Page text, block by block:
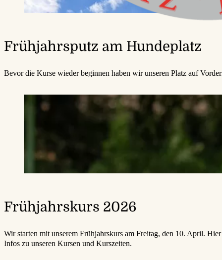
Frühjahrsputz am Hundeplatz
Bevor die Kurse wieder beginnen haben wir unseren Platz auf
Frühjahrskurs 2026
Wir starten mit unserem Frühjahrskurs am Freitag, den 10. April.
Infos zu unseren Kursen und Kurszeiten.